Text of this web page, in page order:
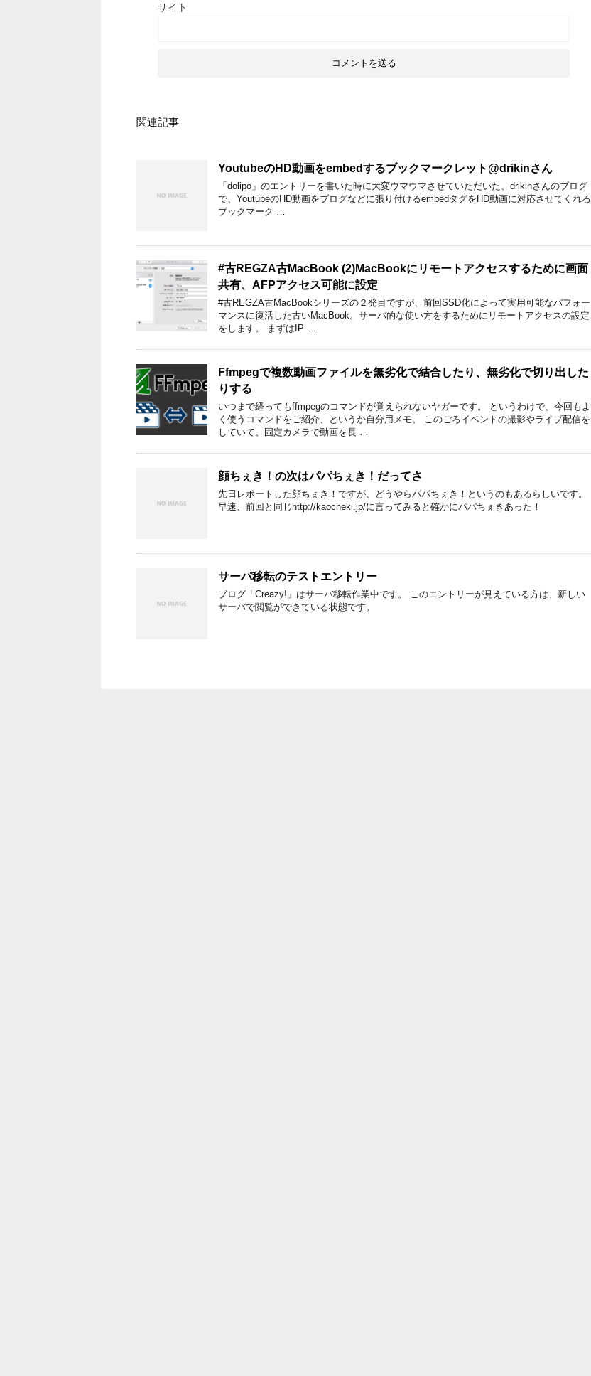
サイト
関連記事
YoutubeのHD動画をembedするブックマークレット@drikinさん
「dolipo」のエントリーを書いた時に大変ウマウマさせていただいた、drikinさんのブログ
で、YoutubeのHD動画をブログなどに張り付けるembedタグをHD動画に対応させてくれる
ブックマーク …
#古REGZA古MacBook (2)MacBookにリモートアクセスするために画面
共有、AFPアクセス可能に設定
#古REGZA古MacBookシリーズの２発目ですが、前回SSD化によって実用可能なパフォー
マンスに復活した古いMacBook。サーバ的な使い方をするためにリモートアクセスの設定
をします。 まずはIP …
Ffmpegで複数動画ファイルを無劣化で結合したり、無劣化で切り出した
りする
いつまで経ってもffmpegのコマンドが覚えられないヤガーです。 というわけで、今回もよ
く使うコマンドをご紹介、というか自分用メモ。 このごろイベントの撮影やライブ配信を
していて、固定カメラで動画を長 …
顔ちぇき！の次はパパちぇき！だってさ
先日レポートした顔ちぇき！ですが、どうやらパパちぇき！というのもあるらしいです。
早速、前回と同じhttp://kaocheki.jp/に言ってみると確かにパパちぇきあった！
サーバ移転のテストエントリー
ブログ「Creazy!」はサーバ移転作業中です。 このエントリーが見えている方は、新しい
サーバで閲覧ができている状態です。